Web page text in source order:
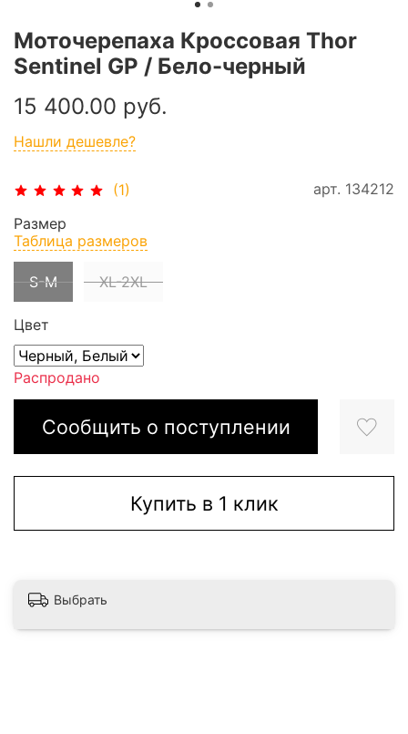
(1) арт. 134212
Моточерепаха Кроссовая Thor
Sentinel GP / Бело-черный
15 400.00 руб.
Нашли дешевле?
Сообщить о поступлении
Купить в 1 клик
Размер
Таблица размеров
S-M XL-2XL
Цвет
Распродано
Выбрать